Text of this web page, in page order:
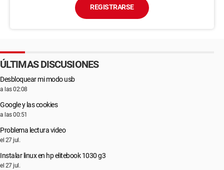
REGISTRARSE
ÚLTIMAS DISCUSIONES
Desbloquear mi modo usb
a las 02:08
Google y las cookies
a las 00:51
Problema lectura video
el 27 jul.
Instalar linux en hp elitebook 1030 g3
el 27 jul.